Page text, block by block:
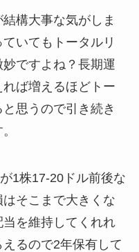
構大事な気がしま
いてもトータルリ
ですよね？長期運
ば増えるほどトー
思うので引き続き
1株17-20ドル前後な
そこまで大きくな
を維持してくれれ
るので2年保有して